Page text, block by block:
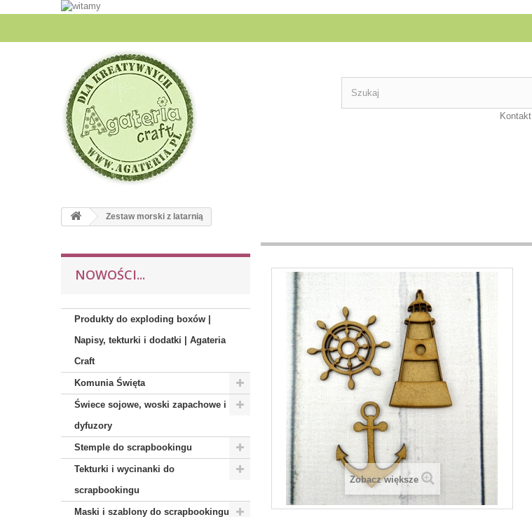
Kontakt
Zestaw morski z latarnią
NOWOŚCI...
Produkty do exploding boxów |
Napisy, tekturki i dodatki | Agateria
Craft
Komunia Święta
Świece sojowe, woski zapachowe i
dyfuzory
Stemple do scrapbookingu
Tekturki i wycinanki do
scrapbookingu
Maski i szablony do scrapbookingu
Zobacz większe